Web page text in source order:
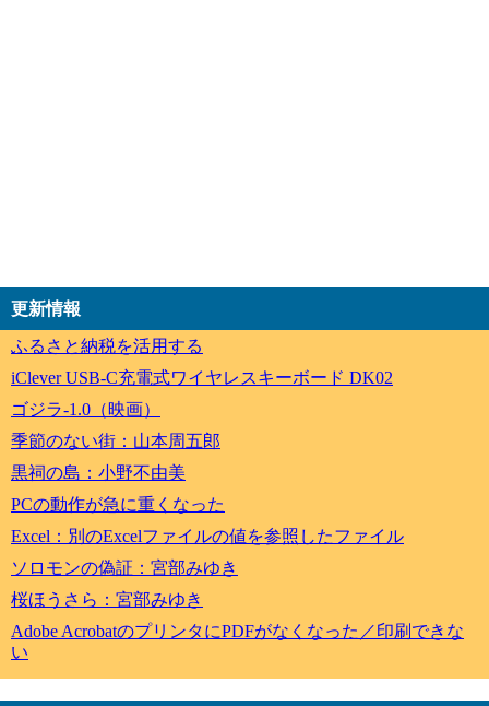
更新情報
ふるさと納税を活用する
iClever USB-C充電式ワイヤレスキーボード DK02
ゴジラ-1.0（映画）
季節のない街：山本周五郎
黒祠の島：小野不由美
PCの動作が急に重くなった
Excel：別のExcelファイルの値を参照したファイル
ソロモンの偽証：宮部みゆき
桜ほうさら：宮部みゆき
Adobe AcrobatのプリンタにPDFがなくなった／印刷できな
い